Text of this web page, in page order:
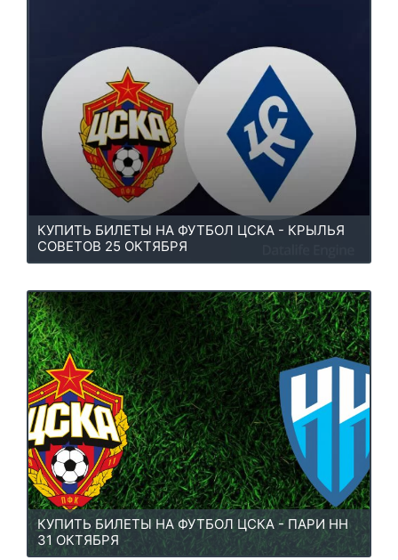
КУПИТЬ БИЛЕТЫ НА ФУТБОЛ ЦСКА - КРЫЛЬЯ
СОВЕТОВ 25 ОКТЯБРЯ
КУПИТЬ БИЛЕТЫ НА ФУТБОЛ ЦСКА - ПАРИ НН
31 ОКТЯБРЯ